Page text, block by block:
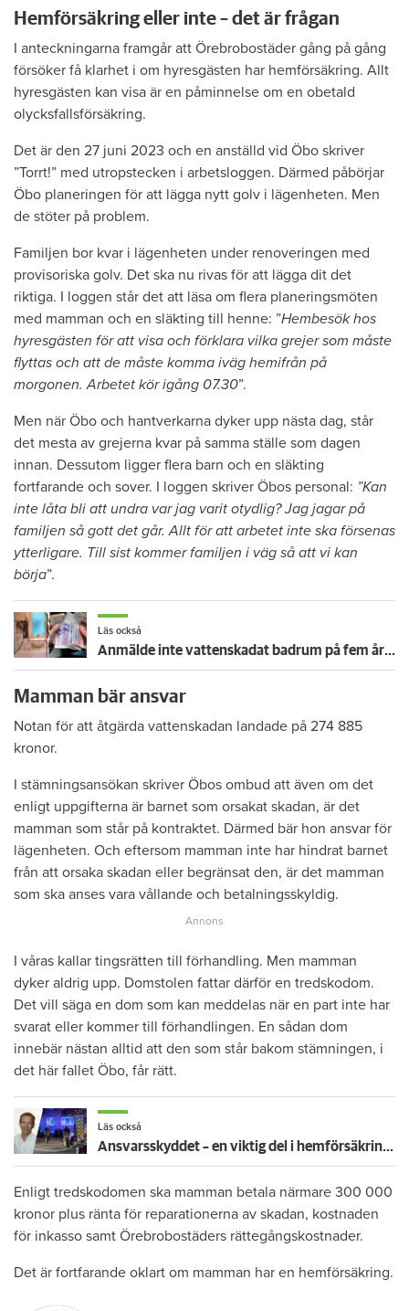
Hemförsäkring eller inte – det är frågan
I anteckningarna framgår att Örebrobostäder gång på gång
försöker få klarhet i om hyresgästen har hemförsäkring. Allt
hyresgästen kan visa är en påminnelse om en obetald
olycksfallsförsäkring.
Det är den 27 juni 2023 och en anställd vid Öbo skriver
”Torrt!” med utropstecken i arbetsloggen. Därmed påbörjar
Öbo planeringen för att lägga nytt golv i lägenheten. Men
de stöter på problem.
Familjen bor kvar i lägenheten under renoveringen med
provisoriska golv. Det ska nu rivas för att lägga dit det
riktiga. I loggen står det att läsa om flera planeringsmöten
med mamman och en släkting till henne: ”Hembesök hos
hyresgästen för att visa och förklara vilka grejer som måste
flyttas och att de måste komma iväg hemifrån på
morgonen. Arbetet kör igång 07.30”.
Men när Öbo och hantverkarna dyker upp nästa dag, står
det mesta av grejerna kvar på samma ställe som dagen
innan. Dessutom ligger flera barn och en släkting
fortfarande och sover. I loggen skriver Öbos personal: ”Kan
inte låta bli att undra var jag varit otydlig? Jag jagar på
familjen så gott det går. Allt för att arbetet inte ska försenas
ytterligare. Till sist kommer familjen i väg så att vi kan
börja”.
Läs också
Anmälde inte vattenskadat badrum på fem år – krävs på 125 000 kronor
Mamman bär ansvar
Notan för att åtgärda vattenskadan landade på 274 885
kronor.
I stämningsansökan skriver Öbos ombud att även om det
enligt uppgifterna är barnet som orsakat skadan, är det
mamman som står på kontraktet. Därmed bär hon ansvar för
lägenheten. Och eftersom mamman inte har hindrat barnet
från att orsaka skadan eller begränsat den, är det mamman
som ska anses vara vållande och betalningsskyldig.
I våras kallar tingsrätten till förhandling. Men mamman
dyker aldrig upp. Domstolen fattar därför en tredskodom.
Det vill säga en dom som kan meddelas när en part inte har
svarat eller kommer till förhandlingen. En sådan dom
innebär nästan alltid att den som står bakom stämningen, i
det här fallet Öbo, får rätt.
Läs också
Ansvarsskyddet – en viktig del i hemförsäkringen
Enligt tredskodomen ska mamman betala närmare 300 000
kronor plus ränta för reparationerna av skadan, kostnaden
för inkasso samt Örebrobostäders rättegångskostnader.
Det är fortfarande oklart om mamman har en hemförsäkring.